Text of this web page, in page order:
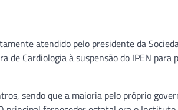
atendido pelo presidente da
de Cardiologia à suspensão do IPEN para
sendo que a maioria pelo próprio